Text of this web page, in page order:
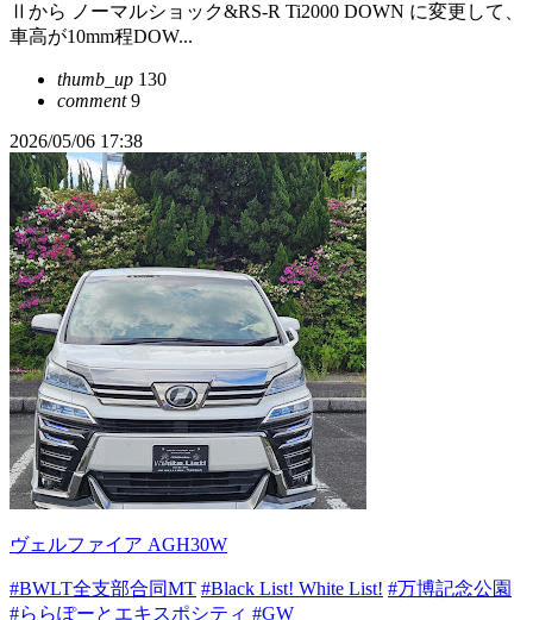
Ⅱから ノーマルショック&RS-R Ti2000 DOWN に変更して、
車高が10mm程DOW...
thumb_up 130
comment9
2026/05/06 17:38
ヴェルファイア AGH30W
#BWLT全支部合同MT #Black List! White List! #万博記念公園
#ららぽーとエキスポシティ #GW